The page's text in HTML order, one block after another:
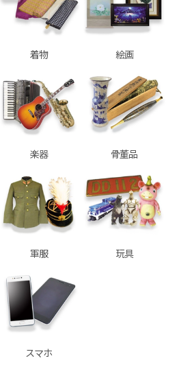
着物 絵画
楽器 骨董品
軍服 玩具
スマホ